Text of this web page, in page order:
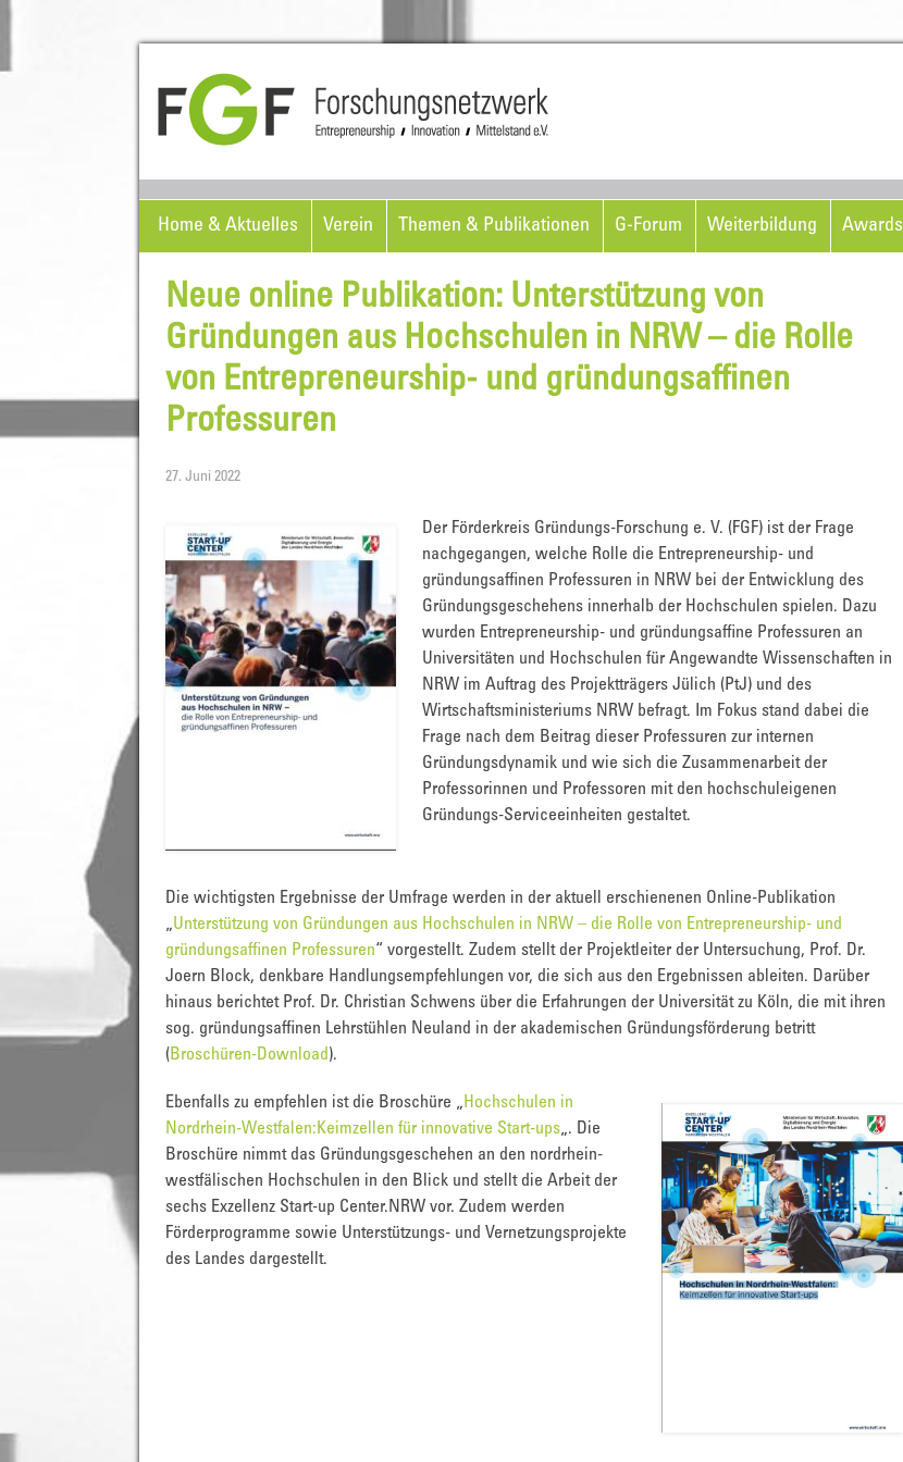
Home & Aktuelles Verein Themen & Publikationen G-Forum Weiterbildung Awards
Neue online Publikation: Unterstützung von
Gründungen aus Hochschulen in NRW – die Rolle
von Entrepreneurship- und gründungsaffinen
Professuren
27. Juni 2022
Der Förderkreis Gründungs-Forschung e. V. (FGF) ist der Frage
nachgegangen, welche Rolle die Entrepreneurship- und
gründungsaffinen Professuren in NRW bei der Entwicklung des
Gründungsgeschehens innerhalb der Hochschulen spielen. Dazu
wurden Entrepreneurship- und gründungsaffine Professuren an
Universitäten und Hochschulen für Angewandte Wissenschaften in
NRW im Auftrag des Projektträgers Jülich (PtJ) und des
Wirtschaftsministeriums NRW befragt. Im Fokus stand dabei die
Frage nach dem Beitrag dieser Professuren zur internen
Gründungsdynamik und wie sich die Zusammenarbeit der
Professorinnen und Professoren mit den hochschuleigenen
Gründungs-Serviceeinheiten gestaltet.
Die wichtigsten Ergebnisse der Umfrage werden in der aktuell erschienenen Online-Publikation
„Unterstützung von Gründungen aus Hochschulen in NRW – die Rolle von Entrepreneurship- und
gründungsaffinen Professuren“ vorgestellt. Zudem stellt der Projektleiter der Untersuchung, Prof. Dr.
Joern Block, denkbare Handlungsempfehlungen vor, die sich aus den Ergebnissen ableiten. Darüber
hinaus berichtet Prof. Dr. Christian Schwens über die Erfahrungen der Universität zu Köln, die mit ihren
sog. gründungsaffinen Lehrstühlen Neuland in der akademischen Gründungsförderung betritt
( Broschüren-Download).
Ebenfalls zu empfehlen ist die Broschüre „Hochschulen in
Nordrhein-Westfalen:Keimzellen für innovative Start-ups„. Die
Broschüre nimmt das Gründungsgeschehen an den nordrhein-
westfälischen Hochschulen in den Blick und stellt die Arbeit der
sechs Exzellenz Start-up Center.NRW vor. Zudem werden
Förderprogramme sowie Unterstützungs- und Vernetzungsprojekte
des Landes dargestellt.